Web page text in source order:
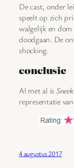
De cast, onder
speelt op zich
walgelijk en dom
doodgaan. De
shocking.
conclusie
Al met al is
representatie
4 augustus 2017